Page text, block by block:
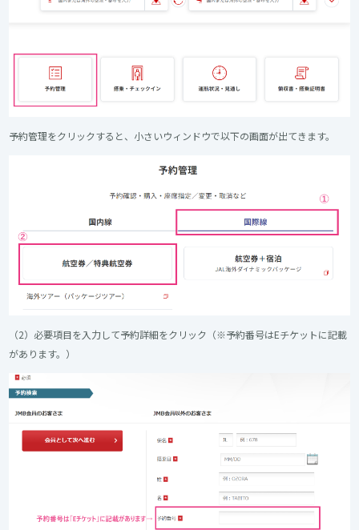
予約管理をクリックすると、小さいウィンドウで以下の画面が出てきます。
（2）必要項目を入力して予約詳細をクリック（※予約番号はEチケットに記載
があります。）